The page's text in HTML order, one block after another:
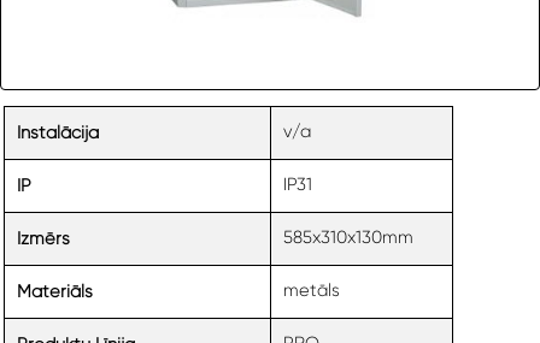
Instalācija v/a
IP IP31
Izmērs 585x310x130mm
Materiāls metāls